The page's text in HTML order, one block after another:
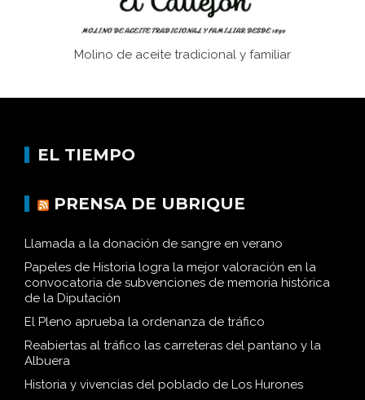
Molino de aceite tradicional y familiar
EL TIEMPO
PRENSA DE UBRIQUE
Llamada a la donación de sangre en verano
Papeles de Historia logra la mejor valoración en la
convocatoria de subvenciones de memoria histórica
de la Diputación
El Pleno aprueba la ordenanza de tráfico
Reabiertas al tráfico las carreteras del pantano y la
Albuera
Historia y vivencias del poblado de Los Hurones